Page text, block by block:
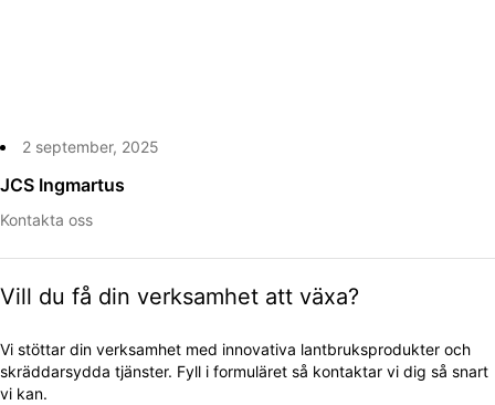
2 september, 2025
JCS Ingmartus
Kontakta oss
Vill du få din verksamhet att växa?
Vi stöttar din verksamhet med innovativa lantbruksprodukter och
skräddarsydda tjänster. Fyll i formuläret så kontaktar vi dig så snart
vi kan.